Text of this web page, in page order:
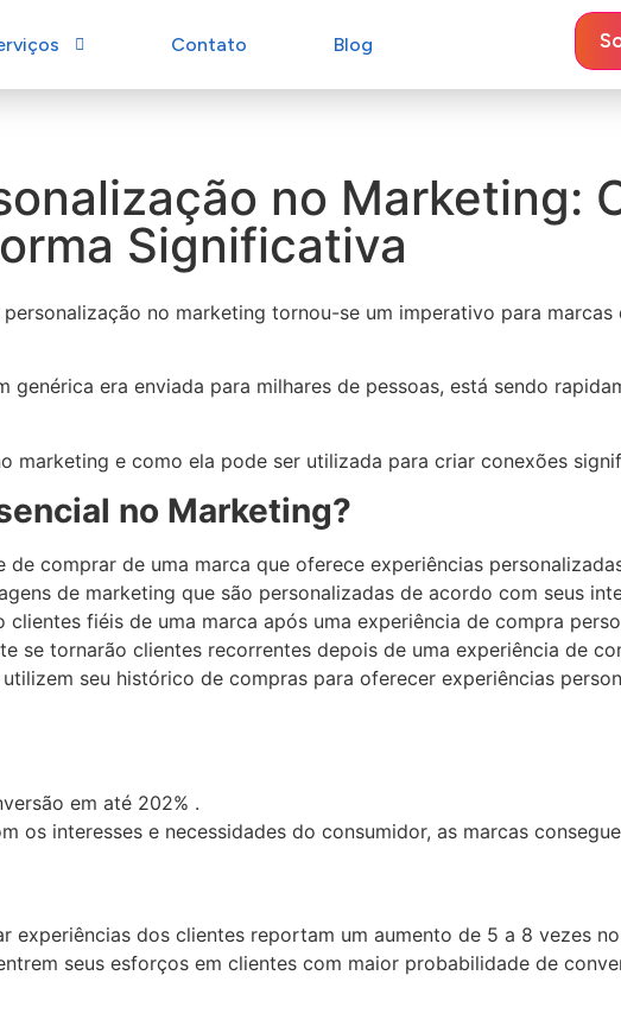
Contato Blog
no Marketing:
Significativa
no marketing tornou-se um imperativo para
genérica era enviada para milhares de pessoas, está sendo
marketing e como ela pode ser utilizada para criar conexões
no Marketing?
comprar de uma marca que oferece experiências
de marketing que são personalizadas de acordo com seus
clientes fiéis de uma marca após uma experiência de compra
se tornarão clientes recorrentes depois de uma experiência de
seu histórico de compras para oferecer experiências
em até 202% .
os interesses e necessidades do consumidor, as marcas
experiências dos clientes reportam um aumento de 5 a 8 vezes no
seus esforços em clientes com maior probabilidade de